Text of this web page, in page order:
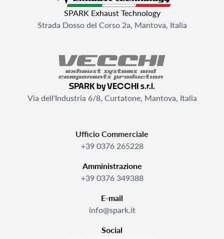
SPARK Exhaust Technology
Strada Dosso del Corso 2a, Mantova, Italia
SPARK by VECCHI s.r.l.
Via dell'Industria 6/8, Curtatone, Mantova, Italia
Ufficio Commerciale
+39 0376 265228
Amministrazione
+39 0376 349388
E-mail
info@spark.it
Social